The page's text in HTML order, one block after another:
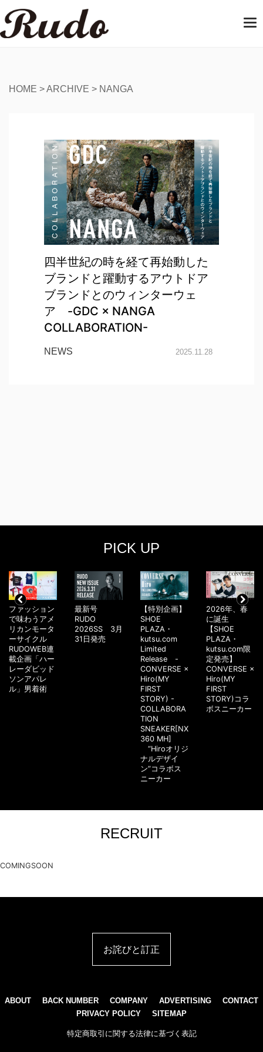
T
HOME >ARCHIVE > NANGA
四半世紀の時を経て再始動した
ブランドと躍動するアウトドア
ブランドとのウィンターウェ
ア -GDC × NANGA
COLLABORATION-
NEWS 2025.11.28
PICK UP
ファッション
で味わうアメ
リカンモータ
ーサイクル
RUDOWEB連
載企画「ハー
レーダビッド
ソンアパレ
ル」男着術
最新号
RUDO
2026SS 3月
31日発売
【特別企画】
SHOE
PLAZA・
kutsu.com
Limited
Release -
CONVERSE ×
Hiro(MY
FIRST
STORY) -
COLLABORA
TION
SNEAKER[NX
360 MH]
“Hiroオリジ
ナルデザイ
ン”コラボス
ニーカー
2026年、春
に誕生
【SHOE
PLAZA・
kutsu.com限
定発売】
CONVERSE ×
Hiro(MY
FIRST
STORY)コラ
ボスニーカー
RECRUIT
COMINGSOON
お詫びと訂正
ABOUT BACK NUMBER COMPANY ADVERTISING
CONTACT
PRIVACY POLICY
SITEMAP
特定商取引に関する法律に基づく表記